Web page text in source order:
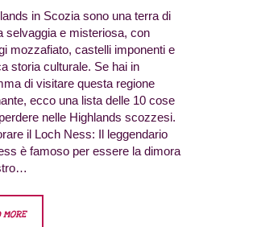
in Scozia sono una terra di
selvaggia e misteriosa, con
mozzafiato, castelli imponenti e
storia culturale. Se hai in
di visitare questa regione
ecco una lista delle 10 cose
nelle Highlands scozzesi.
il Loch Ness: Il leggendario
è famoso per essere la dimora